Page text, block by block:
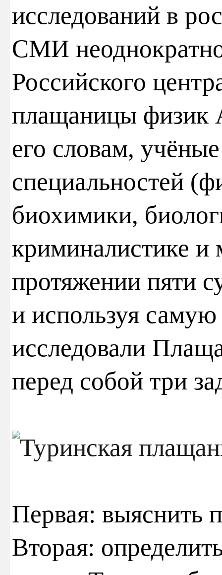
исследований в
СМИ
Российского
плащаницы физик
его словам,
специальностей
биохимики,
криминалистике и
протяжении пяти
и используя
исследовали
перед собой три
Первая: выяснить
Вторая: